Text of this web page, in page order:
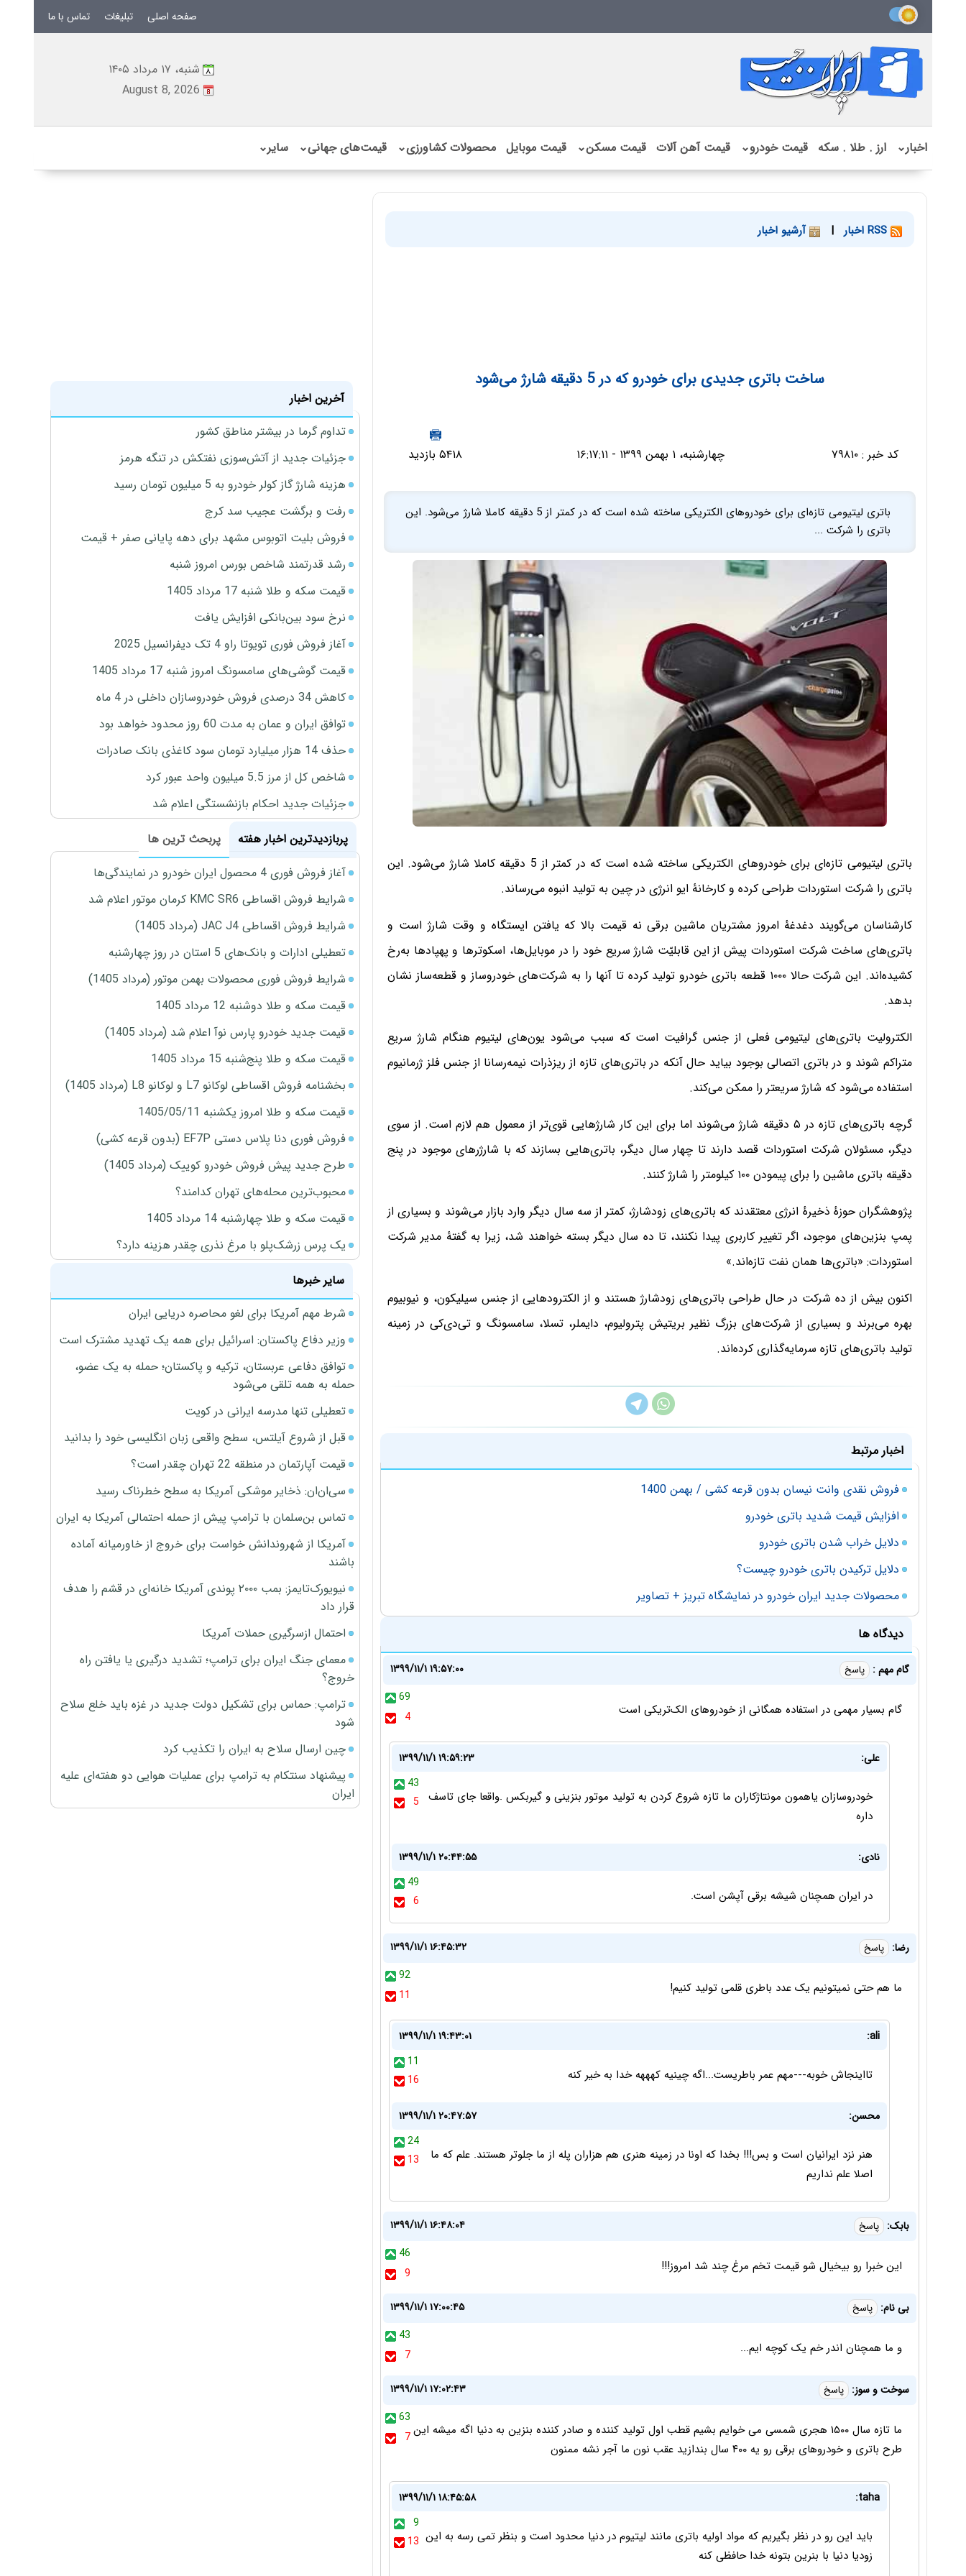
صفحه اصلی تبلیغات تماس با ما
شنبه، ۱۷ مرداد ۱۴۰۵
August 8, 2026
اخبار⌄ ارز . طلا . سکه قیمت خودرو⌄ قیمت آهن آلات قیمت مسکن⌄ قیمت موبایل محصولات کشاورزی⌄ قیمت‌های جهانی⌄ سایر⌄
| آرشیو اخبار
ساخت باتری جدیدی برای خودرو که در 5 دقیقه شارژ می‌شود
کد خبر :۷۹۸۱۰ چهارشنبه، ۱ بهمن ۱۳۹۹ - ۱۶:۱۷:۱۱ ۵۴۱۸ بازدید
باتری لیتیومی‌ تازه‌ای برای خودروهای الکتریکی ساخته شده است که در کمتر از 5 دقیقه کاملا شارژ می‌شود. این
باتری را شرکت ...
باتری لیتیومی‌ تازه‌ای برای خودروهای الکتریکی ساخته شده است که در کمتر از 5 دقیقه کاملا شارژ می‌شود. این
باتری را شرکت استوردات طراحی کرده و کارخانهٔ ایو انرژی در چین به تولید انبوه می‌رساند.
کارشناسان می‌گویند دغدغهٔ امروز مشتریان ماشین برقی نه قیمت بالا که یافتن ایستگاه و وقت شارژ‌ است و
باتری‌های ساخت شرکت استوردات پیش از این قابلیّت شارژ سریع خود را در موبایل‌ها‌، اسکوترها و پهپادها به‌رخ
کشیده‌اند. این شرکت حالا ۱۰۰۰ قطعه باتری خودرو تولید کرده تا آنها را به شرکت‌های خودروساز و قطعه‌ساز نشان
بدهد.
الکترولیت باتری‌های لیتیومی فعلی از جنس گرافیت است که سبب می‌شود یون‌های لیتیوم هنگام شارژ‌ سریع
متراکم شوند و در باتری اتصالی بوجود بیاید حال آنکه در باتری‌های تازه از ریزذرات نیمه‌رسانا از جنس فلز ژرمانیوم
استفاده می‌شود که شارژ سریعتر را ممکن می‌کند.
گرچه باتری‌های تازه در ۵ دقیقه شارژ می‌شوند اما برای این کار شارژهایی قوی‌تر از معمول هم لازم است. از سوی
دیگر، مسئولان شرکت استوردات قصد دارند تا چهار سال دیگر، باتری‌هایی بسازند که با شارژرهای موجود در پنج
دقیقه باتری ماشین را برای پیمودن ۱۰۰ کیلومتر را شارژ ‌کنند.
پژوهشگران حوزهٔ ذخیرهٔ انرژی معتقدند که باتری‌های زود‌شارژ، کمتر از سه سال دیگر وارد بازار می‌شوند و بسیاری از
پمپ بنزین‌های موجود، اگر تغییر کاربری پیدا نکنند، تا ده سال دیگر بسته خواهند شد، زیرا به گفتهٔ مدیر شرکت
استوردات: «باتری‌ها همان نفت تازه‌اند.»
اکنون بیش از ده شرکت در حال طراحی باتری‌های زودشارژ هستند و از الکترودهایی از جنس سیلیکون، و نیوبیوم
بهره می‌برند و بسیاری از شرکت‌های بزرگ نظیر بریتیش پترولیوم، دایملر، تسلا، سامسونگ و تی‌دی‌کی در زمینه
تولید باتری‌های تازه سرمایه‌گذاری کرده‌اند.
اخبار مرتبط
فروش نقدی وانت نیسان بدون قرعه کشی / بهمن 1400
افزایش قیمت شدید باتری خودرو
دلایل خراب شدن باتری خودرو
دلایل ترکیدن باتری خودرو چیست؟
محصولات جدید ایران خودرو در نمایشگاه تبریز + تصاویر
دیدگاه ها
گام مهم : پاسخ
۱۳۹۹/۱۱/۱ ۱۹:۵۷:۰۰
69
4
گام بسیار مهمی در استفاده همگانی از خودروهای الک‌تریکی است
علی:
۱۳۹۹/۱۱/۱ ۱۹:۵۹:۲۳
43
5
خودروسازان یاهمون مونتاژکاران ما تازه شروع کردن به تولید موتور بنزینی و گیربکس .واقعا جای تاسف
داره
نادی:
۱۳۹۹/۱۱/۱ ۲۰:۴۴:۵۵
49
6
در ایران همچنان شیشه برقی آپشن است.
رضا: پاسخ
۱۳۹۹/۱۱/۱ ۱۶:۴۵:۳۲
92
11
ما هم حتی نمیتونیم یک عدد باطری قلمی تولید کنیم!
ali:
۱۳۹۹/۱۱/۱ ۱۹:۴۳:۰۱
11
16
تااینجاش خوبه---مهم عمر باطریست...اگه چینیه کهههه خدا به خیر کنه
محسن:
۱۳۹۹/۱۱/۱ ۲۰:۴۷:۵۷
24
13
هنر نزد ایرانیان است و بس!!! بخدا که اونا در زمینه هنری هم هزاران پله از ما جلوتر هستند. علم که ما
اصلا علم نداریم
بابک: پاسخ
۱۳۹۹/۱۱/۱ ۱۶:۴۸:۰۴
46
9
این خبرا رو بیخیال شو قیمت تخم مرغ چند شد امروز!!!
بی نام: پاسخ
۱۳۹۹/۱۱/۱ ۱۷:۰۰:۴۵
43
7
و ما همچنان اندر خم یک کوچه ایم...
سوخت و سوز: پاسخ
۱۳۹۹/۱۱/۱ ۱۷:۰۲:۴۳
63
7ما تازه سال ۱۵۰۰ هجری شمسی می خوایم بشیم قطب اول تولید کننده و صادر کننده بنزین به دنیا اگه میشه این
طرح باتری و خودروهای برقی رو یه ۴۰۰ سال بندازید عقب نون ما آجر نشه ممنون
taha:
۱۳۹۹/۱۱/۱ ۱۸:۴۵:۵۸
9
13 باید این رو در نظر بگیریم که مواد اولیه باتری مانند لیتیوم در دنیا محدود است و بنظر تمی رسه به این
زودیا دنیا با بنرین بتونه خدا حافظی کنه
آخرین اخبار
تداوم گرما در بیشتر مناطق کشور
جزئیات جدید از آتش‌سوزی نفتکش در تنگه هرمز
هزینه شارژ گاز کولر خودرو به 5 میلیون تومان رسید
رفت و برگشت عجیب سد کرج
فروش بلیت اتوبوس مشهد برای دهه پایانی صفر + قیمت
رشد قدرتمند شاخص بورس امروز شنبه
قیمت سکه و طلا شنبه 17 مرداد 1405
نرخ سود بین‌بانکی افزایش یافت
آغاز فروش فوری تویوتا راو 4 تک دیفرانسیل 2025
قیمت گوشی‌های سامسونگ امروز شنبه 17 مرداد 1405
کاهش 34 درصدی فروش خودروسازان داخلی در 4 ماه
توافق ایران و عمان به مدت 60 روز محدود خواهد بود
حذف 14 هزار میلیارد تومان سود کاغذی بانک صادرات
شاخص کل از مرز 5.5 میلیون واحد عبور کرد
جزئیات جدید احکام بازنشستگی اعلام شد
پربازدیدترین اخبار هفته
پربحث ترین ها
آغاز فروش فوری 4 محصول ایران خودرو در نمایندگی‌ها
شرایط فروش اقساطی KMC SR6 کرمان موتور اعلام شد
شرایط فروش اقساطی JAC J4 (مرداد 1405)
تعطیلی ادارات و بانک‌های 5 استان در روز چهارشنبه
شرایط فروش فوری محصولات بهمن موتور (مرداد 1405)
قیمت سکه و طلا دوشنبه 12 مرداد 1405
قیمت جدید خودرو پارس نوآ اعلام شد (مرداد 1405)
قیمت سکه و طلا پنج‌شنبه 15 مرداد 1405
بخشنامه فروش اقساطی لوکانو L7 و لوکانو L8 (مرداد 1405)
قیمت سکه و طلا امروز یکشنبه 1405/05/11
فروش فوری دنا پلاس دستی EF7P (بدون قرعه کشی)
طرح جدید پیش فروش خودرو کوییک (مرداد 1405)
محبوب‌ترین محله‌های تهران کدامند؟
قیمت سکه و طلا چهارشنبه 14 مرداد 1405
یک پرس زرشک‌پلو با مرغ نذری چقدر هزینه دارد؟
سایر خبرها
شرط مهم آمریکا برای لغو محاصره دریایی ایران
وزیر دفاع پاکستان: اسرائیل برای همه یک تهدید مشترک است
توافق دفاعی عربستان، ترکیه و پاکستان؛ حمله به یک عضو،
حمله به همه تلقی می‌شود
تعطیلی تنها مدرسه ایرانی در کویت
قبل از شروع آیلتس، سطح واقعی زبان انگلیسی خود را بدانید
قیمت آپارتمان در منطقه 22 تهران چقدر است؟
سی‌ان‌ان: ذخایر موشکی آمریکا به سطح خطرناک رسید
تماس بن‌سلمان با ترامپ پیش از حمله احتمالی آمریکا به ایران
آمریکا از شهروندانش خواست برای خروج از خاورمیانه آماده
باشند
نیویورک‌تایمز: بمب ۲۰۰۰ پوندی آمریکا خانه‌ای در قشم را هدف
قرار داد
احتمال ازسرگیری حملات آمریکا
معمای جنگ ایران برای ترامپ؛ تشدید درگیری یا یافتن راه
خروج؟
ترامپ: حماس برای تشکیل دولت جدید در غزه باید خلع سلاح
شود
چین ارسال سلاح به ایران را تکذیب کرد
پیشنهاد سنتکام به ترامپ برای عملیات هوایی دو هفته‌ای علیه
ایران